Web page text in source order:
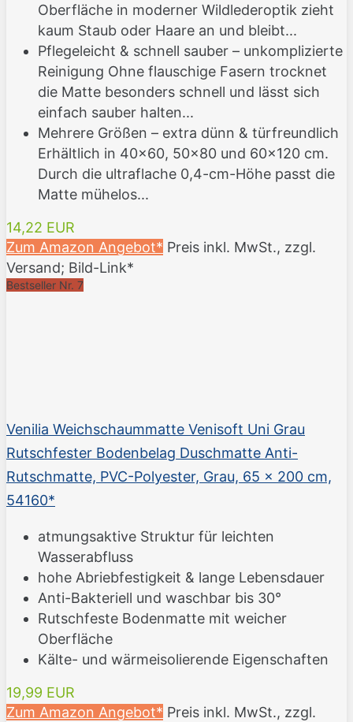
Oberfläche in moderner Wildlederoptik zieht
kaum Staub oder Haare an und bleibt...
Pflegeleicht & schnell sauber – unkomplizierte
Reinigung Ohne flauschige Fasern trocknet
die Matte besonders schnell und lässt sich
einfach sauber halten...
Mehrere Größen – extra dünn & türfreundlich
Erhältlich in 40×60, 50×80 und 60×120 cm.
Durch die ultraflache 0,4-cm-Höhe passt die
Matte mühelos...
14,22 EUR
Zum Amazon Angebot* Preis inkl. MwSt., zzgl.
Versand; Bild-Link*
Bestseller Nr. 7
Venilia Weichschaummatte Venisoft Uni Grau
Rutschfester Bodenbelag Duschmatte Anti-
Rutschmatte, PVC-Polyester, Grau, 65 x 200 cm,
54160*
atmungsaktive Struktur für leichten
Wasserabfluss
hohe Abriebfestigkeit & lange Lebensdauer
Anti-Bakteriell und waschbar bis 30°
Rutschfeste Bodenmatte mit weicher
Oberfläche
Kälte- und wärmeisolierende Eigenschaften
19,99 EUR
Zum Amazon Angebot* Preis inkl. MwSt., zzgl.